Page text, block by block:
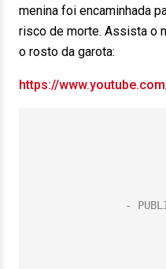
menina foi encaminhada
risco de morte. Assista o
o rosto da garota:
https://